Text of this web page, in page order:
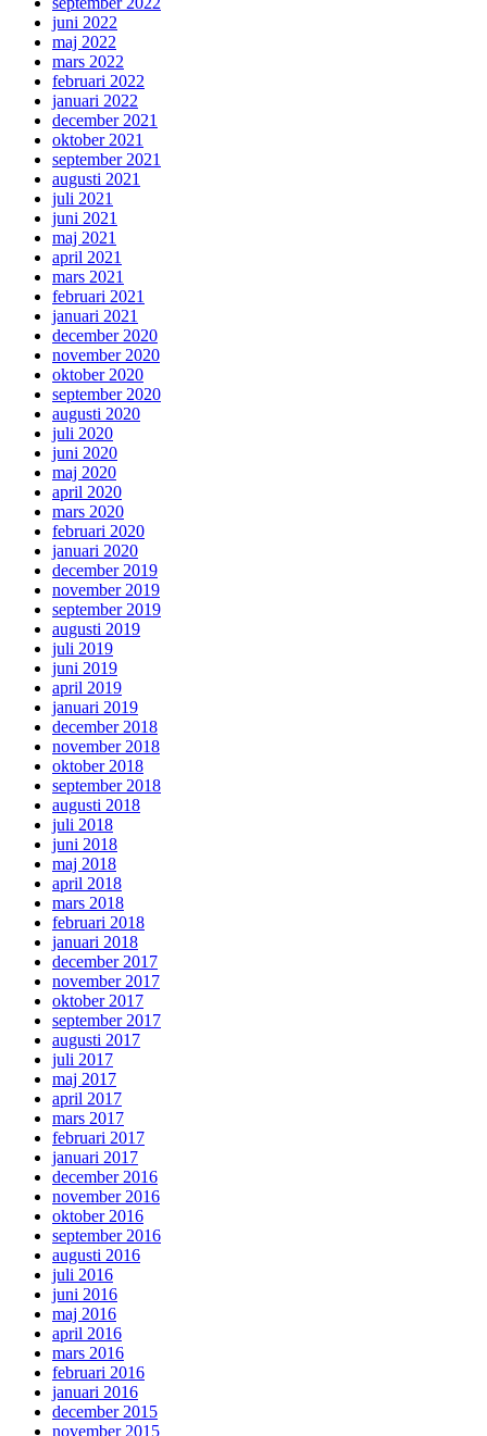
juni 2022
maj 2022
mars 2022
februari 2022
januari 2022
december 2021
oktober 2021
september 2021
augusti 2021
juli 2021
juni 2021
maj 2021
april 2021
mars 2021
februari 2021
januari 2021
december 2020
november 2020
oktober 2020
september 2020
augusti 2020
juli 2020
juni 2020
maj 2020
april 2020
mars 2020
februari 2020
januari 2020
december 2019
november 2019
september 2019
augusti 2019
juli 2019
juni 2019
april 2019
januari 2019
december 2018
november 2018
oktober 2018
september 2018
augusti 2018
juli 2018
juni 2018
maj 2018
april 2018
mars 2018
februari 2018
januari 2018
december 2017
november 2017
oktober 2017
september 2017
augusti 2017
juli 2017
maj 2017
april 2017
mars 2017
februari 2017
januari 2017
december 2016
november 2016
oktober 2016
september 2016
augusti 2016
juli 2016
juni 2016
maj 2016
april 2016
mars 2016
februari 2016
januari 2016
december 2015
november 2015